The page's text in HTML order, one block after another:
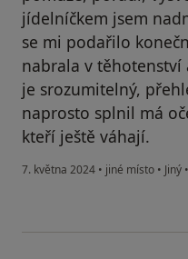
jídelníčkem jsem
se mi podařilo
nabrala v těhotenství
je srozumitelný,
naprosto splnil má
kteří ještě váhají.
7. května 2024 • jiné místo • Jiný •